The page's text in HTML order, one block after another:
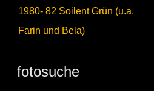
1980- 82 Soilent Grün (u.a.
Farin und Bela)
fotosuche